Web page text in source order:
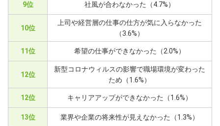
9位 社風が合わなかった（4.7%）
10位
上司や経営層の仕事の仕方が気に入らなかった
（3.6%）
11位 希望の仕事ができなかった（2.0%）
12位
新型コロナウィルスの影響で職場環境が変わった
ため（1.6%）
12位 キャリアアップができなかった（1.6%）
13位 業界や企業の将来性が見えなかった（1.3%）